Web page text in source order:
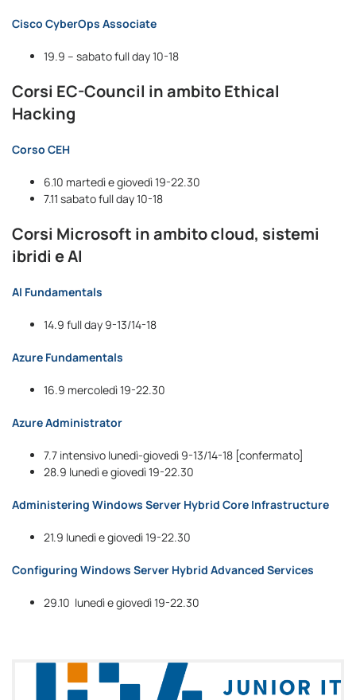
Cisco CyberOps Associate
19.9 – sabato full day 10-18
Corsi EC-Council in ambito Ethical
Hacking
Corso CEH
6.10 martedì e giovedì 19-22.30
7.11 sabato full day 10-18
Corsi Microsoft in ambito cloud, sistemi
ibridi e AI
AI Fundamentals
14.9 full day 9-13/14-18
Azure Fundamentals
16.9 mercoledì 19-22.30
Azure Administrator
7.7 intensivo lunedì-giovedì 9-13/14-18 [confermato]
28.9 lunedì e giovedì 19-22.30
Administering Windows Server Hybrid Core Infrastructure
21.9 lunedì e giovedì 19-22.30
Configuring Windows Server Hybrid Advanced Services
29.10 lunedì e giovedì 19-22.30